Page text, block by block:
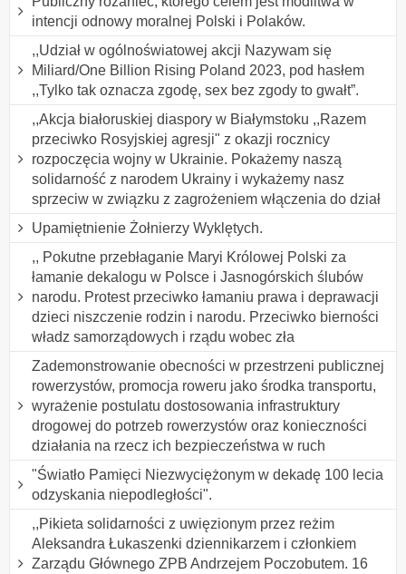
intencji odnowy moralnej Polski i Polaków.
,,Udział w ogólnoświatowej akcji Nazywam się
Miliard/One Billion Rising Poland 2023, pod hasłem
,,Tylko tak oznacza zgodę, sex bez zgody to gwałt”.
,,Akcja białoruskiej diaspory w Białymstoku ,,Razem
przeciwko Rosyjskiej agresji" z okazji rocznicy
rozpoczęcia wojny w Ukrainie. Pokażemy naszą
solidarność z narodem Ukrainy i wykażemy nasz
sprzeciw w związku z zagrożeniem włączenia do dział
Upamiętnienie Żołnierzy Wyklętych.
,, Pokutne przebłaganie Maryi Królowej Polski za
łamanie dekalogu w Polsce i Jasnogórskich ślubów
narodu. Protest przeciwko łamaniu prawa i deprawacji
dzieci niszczenie rodzin i narodu. Przeciwko bierności
władz samorządowych i rządu wobec zła
Zademonstrowanie obecności w przestrzeni publicznej
rowerzystów, promocja roweru jako środka transportu,
wyrażenie postulatu dostosowania infrastruktury
drogowej do potrzeb rowerzystów oraz konieczności
działania na rzecz ich bezpieczeństwa w ruch
"Światło Pamięci Niezwyciężonym w dekadę 100 lecia
odzyskania niepodległości".
,,Pikieta solidarności z uwięzionym przez reżim
Aleksandra Łukaszenki dziennikarzem i członkiem
Zarządu Głównego ZPB Andrzejem Poczobutem. 16